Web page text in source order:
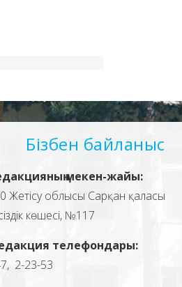
Бізбен байланыс
мекен-жайы:
Жетісу облысы Сарқан қаласы
көшесі, №117
телефондары:
2-23-53